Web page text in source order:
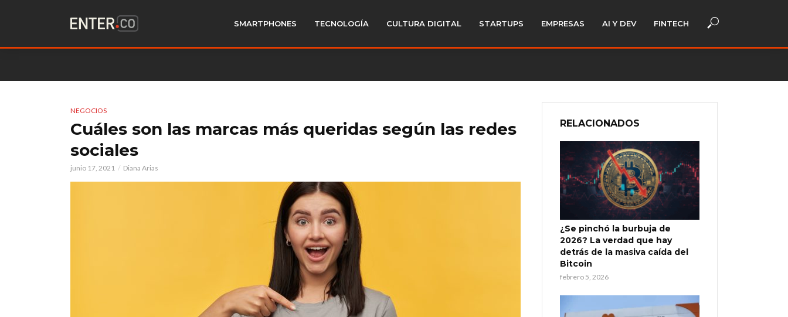
SMARTPHONES TECNOLOGÍA CULTURA DIGITAL STARTUPS EMPRESAS AI Y DEV FINTECH
NEGOCIOS
Cuáles son las marcas más queridas según las redes
sociales
junio 17, 2021 Diana Arias
RELACIONADOS
¿Se pinchó la burbuja de
2026? La verdad que hay
detrás de la masiva caída del
Bitcoin
febrero 5, 2026